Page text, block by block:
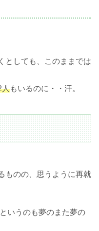
としても、このままでは
人もいるのに・・汗。
ものの、思うように再就
いうのも夢のまた夢の